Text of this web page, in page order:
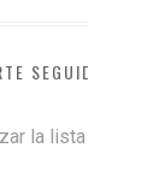
SEGUIDOR?
la lista de